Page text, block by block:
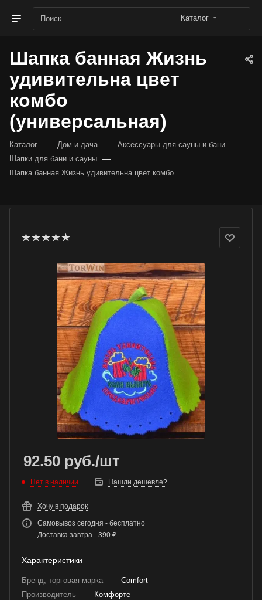
Каталог
Шапка банная Жизнь
удивительна цвет
комбо
(универсальная)
Каталог — Дом и дача — Аксессуары для сауны и бани —
Шапки для бани и сауны —
Шапка банная Жизнь удивительна цвет комбо
92.50 руб./шт
Нет в наличии Нашли дешевле?
Хочу в подарок
Самовывоз сегодня - бесплатно
Доставка завтра - 390 ₽
Характеристики
Бренд, торговая марка — Comfort
Производитель
—
Комфорте